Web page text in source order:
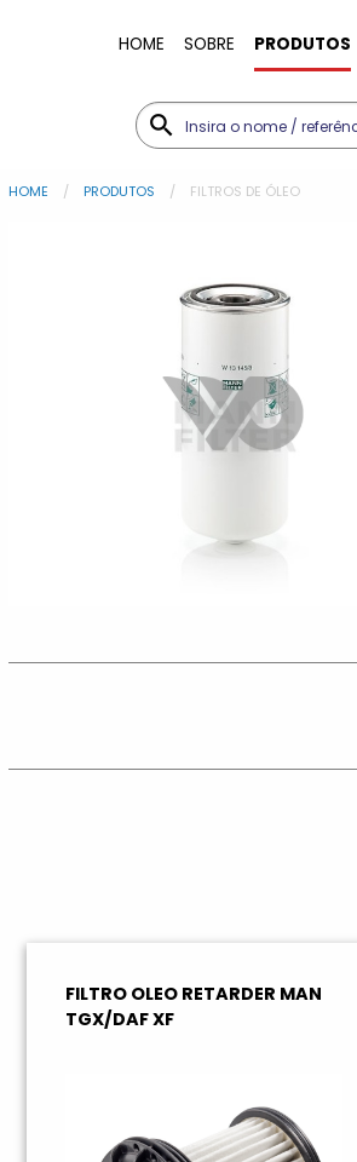
HOME SOBRE PRODUTOS
HOME PRODUTOS FILTROS DE ÓLEO
FILTRO OLEO RETARDER MAN
TGX/DAF XF